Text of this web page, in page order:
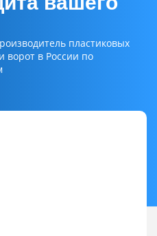
пластиковых
ворот в России по